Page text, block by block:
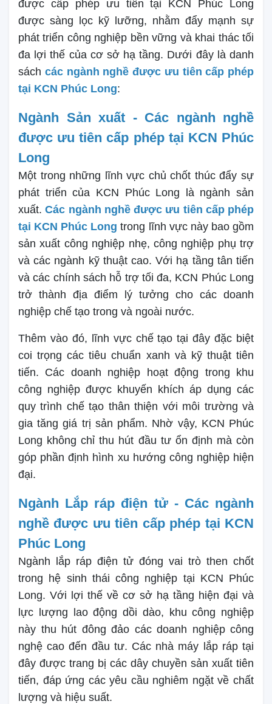
được cấp phép ưu tiên tại KCN Phúc Long
được sàng lọc kỹ lưỡng, nhằm đẩy mạnh sự
phát triển công nghiệp bền vững và khai thác tối
đa lợi thế của cơ sở hạ tầng. Dưới đây là danh
sách các ngành nghề được ưu tiên cấp phép
tại KCN Phúc Long:
Ngành Sản xuất - Các ngành nghề
được ưu tiên cấp phép tại KCN Phúc
Long
Một trong những lĩnh vực chủ chốt thúc đẩy sự
phát triển của KCN Phúc Long là ngành sản
xuất.Các ngành nghề được ưu tiên cấp phép
tại KCN Phúc Long trong lĩnh vực này bao gồm
sản xuất công nghiệp nhẹ, công nghiệp phụ trợ
và các ngành kỹ thuật cao. Với hạ tầng tân tiến
và các chính sách hỗ trợ tối đa, KCN Phúc Long
trở thành địa điểm lý tưởng cho các doanh
nghiệp chế tạo trong và ngoài nước.
Thêm vào đó, lĩnh vực chế tạo tại đây đặc biệt
coi trọng các tiêu chuẩn xanh và kỹ thuật tiên
tiến. Các doanh nghiệp hoạt động trong khu
công nghiệp được khuyến khích áp dụng các
quy trình chế tạo thân thiện với môi trường và
gia tăng giá trị sản phẩm. Nhờ vậy, KCN Phúc
Long không chỉ thu hút đầu tư ổn định mà còn
góp phần định hình xu hướng công nghiệp hiện
đại.
Ngành Lắp ráp điện tử - Các ngành
nghề được ưu tiên cấp phép tại KCN
Phúc Long
Ngành lắp ráp điện tử đóng vai trò then chốt
trong hệ sinh thái công nghiệp tại KCN Phúc
Long. Với lợi thế về cơ sở hạ tầng hiện đại và
lực lượng lao động dồi dào, khu công nghiệp
này thu hút đông đảo các doanh nghiệp công
nghệ cao đến đầu tư. Các nhà máy lắp ráp tại
đây được trang bị các dây chuyền sản xuất tiên
tiến, đáp ứng các yêu cầu nghiêm ngặt về chất
lượng và hiệu suất.